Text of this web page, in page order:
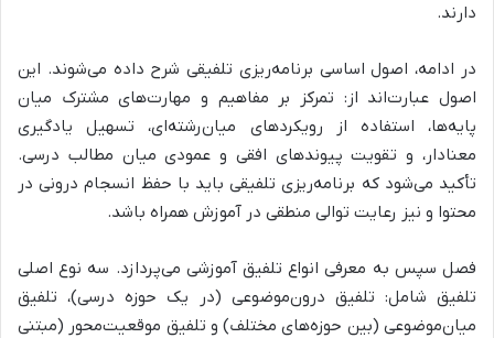
دارند.
در ادامه، اصول اساسی برنامه‌ریزی تلفیقی شرح داده می‌شوند. این
اصول عبارت‌اند از: تمرکز بر مفاهیم و مهارت‌های مشترک میان
پایه‌ها، استفاده از رویکردهای میان‌رشته‌ای، تسهیل یادگیری
معنادار، و تقویت پیوندهای افقی و عمودی میان مطالب درسی.
تأکید می‌شود که برنامه‌ریزی تلفیقی باید با حفظ انسجام درونی در
محتوا و نیز رعایت توالی منطقی در آموزش همراه باشد.
فصل سپس به معرفی انواع تلفیق آموزشی می‌پردازد. سه نوع اصلی
تلفیق شامل: تلفیق درون‌موضوعی (در یک حوزه درسی)، تلفیق
میان‌موضوعی (بین حوزه‌های مختلف) و تلفیق موقعیت‌محور (مبتنی